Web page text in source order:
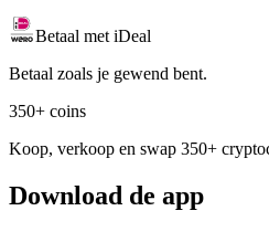
Betaal met iDeal
Betaal zoals je gewend bent.
350+ coins
Koop, verkoop en swap 350+
Download de app